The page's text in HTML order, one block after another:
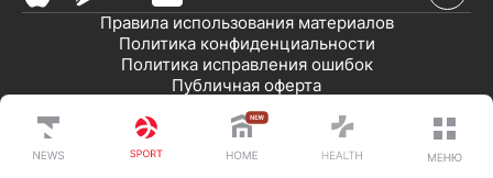
Публичная оферта
Политика исправления ошибок
Политика конфиденциальности
Правила использования материалов
© 2008-2026 ТОО «EML»